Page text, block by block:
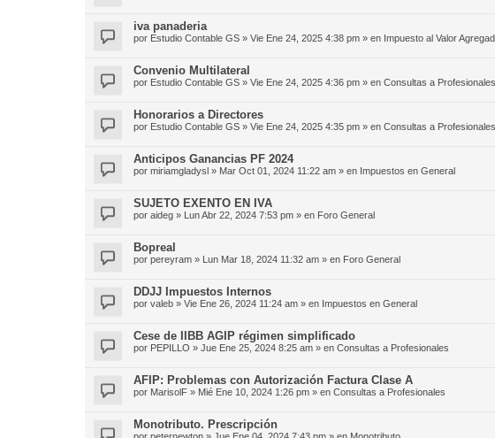
iva panaderia
por Estudio Contable GS » Vie Ene 24, 2025 4:38 pm » en Impuesto al Valor
Convenio Multilateral
por Estudio Contable GS » Vie Ene 24, 2025 4:36 pm » en Consultas a Profesionales
Honorarios a Directores
por Estudio Contable GS » Vie Ene 24, 2025 4:35 pm » en Consultas a Profesionales
Anticipos Ganancias PF 2024
por miriamgladysl » Mar Oct 01, 2024 11:22 am » en Impuestos en General
SUJETO EXENTO EN IVA
por aideg » Lun Abr 22, 2024 7:53 pm » en Foro General
Bopreal
por pereyram » Lun Mar 18, 2024 11:32 am » en Foro General
DDJJ Impuestos Internos
por valeb » Vie Ene 26, 2024 11:24 am » en Impuestos en General
Cese de IIBB AGIP régimen simplificado
por PEPILLO » Jue Ene 25, 2024 8:25 am » en Consultas a Profesionales
AFIP: Problemas con Autorización Factura Clase A
por MarisolF » Mié Ene 10, 2024 1:26 pm » en Consultas a Profesionales
Monotributo. Prescripción